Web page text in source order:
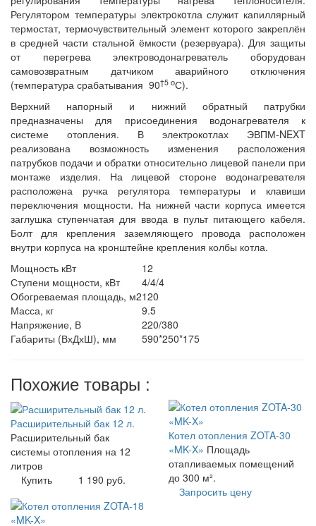
Регулятором температуры элeктрoкoтла служит капиллярный
термостат, термочувствительный элемент которого закреплён
в средней части стальной ёмкости (резервуара). Для защиты
от перегрева электроводонагреватель оборудован
самовозвратным датчиком аварийного отключения
(температура срабатывания 90†5 оС).
Верхний напорный и нижний обратный патрубки
предназначены для присоединения водонагревателя к
системе отопления. В электрокотлах ЭВПМ-NEXT
реализована возможность изменения расположения
патрубков подачи и обратки относительно лицевой панели при
монтаже изделия. На лицевой стороне водонагревателя
расположена ручка регулятора температуры и клавиши
переключения мощности. На нижней части корпуса имеется
заглушка ступенчатая для ввода в пульт питающего кабеля.
Болт для крепления заземляющего провода расположен
внутри корпуса на кронштейне крепления колбы котла.
Мощность кВт
12
Ступени мощности, кВт
4/4/4
Обогреваемая площадь, м2120
Масса, кг
9.5
Напряжение, В
220/380
Габариты (ВхДхШ), мм
590*250*175
Похожие товары :
Расширительный бак 12 л.
Расширительный бак
системы отопления на 12
литров
Купить
1 190 руб.
Котел отопления ZOTA-30
«MK-X» Площадь
отапливаемых помещений
до 300 м².
Запросить цену